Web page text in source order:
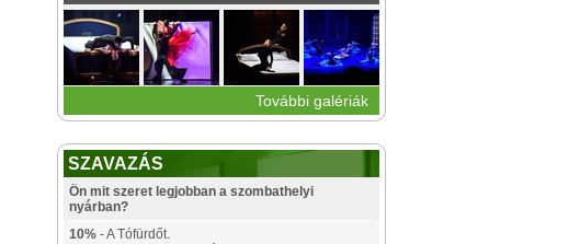
További galériák
SZAVAZÁS
Ön mit szeret legjobban a szombathelyi
nyárban?
10% - A Tófürdőt.